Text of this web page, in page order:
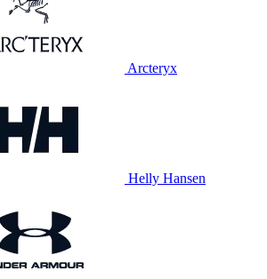
Arcteryx
Helly Hansen